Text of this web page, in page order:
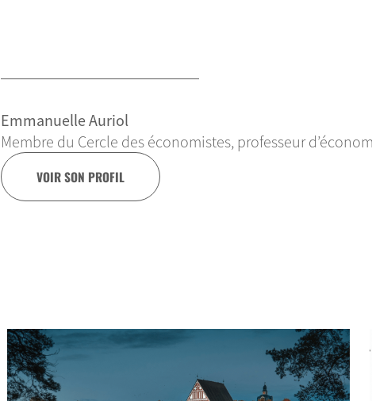
Emmanuelle Auriol
Membre du Cercle des économistes, professeur
VOIR SON PROFIL